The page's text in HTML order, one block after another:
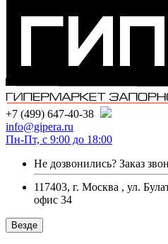
+7 (499) 647-40-38
info@gipera.ru
Пн-Пт, с 9:00 до 18:00
Не дозвонились? Заказ
117403, г. Москва , ул.
офис 34
Везде